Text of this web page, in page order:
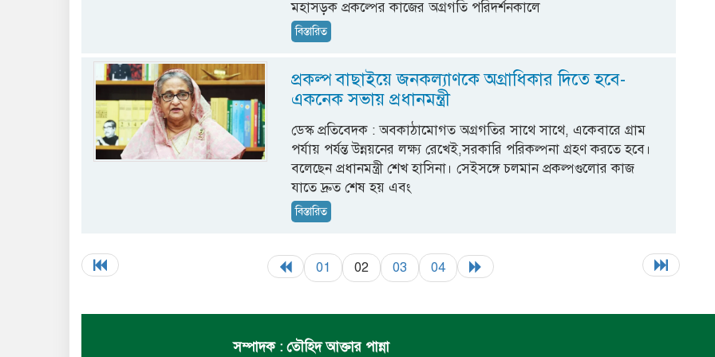
মহাসড়ক প্রকল্পের কাজের অগ্রগতি পরিদর্শনকালে
বিস্তারিত
প্রকল্প বাছাইয়ে জনকল্যাণকে অগ্রাধিকার দিতে হবে-
একনেক সভায় প্রধানমন্ত্রী
ডেস্ক প্রতিবেদক : অবকাঠামোগত অগ্রগতির সাথে সাথে, একেবারে গ্রাম
পর্যায় পর্যন্ত উন্নয়নের লক্ষ্য রেখেই,সরকারি পরিকল্পনা গ্রহণ করতে হবে।
বলেছেন প্রধানমন্ত্রী শেখ হাসিনা। সেইসঙ্গে চলমান প্রকল্পগুলোর কাজ
যাতে দ্রুত শেষ হয় এবং
বিস্তারিত
01 02 03 04
সম্পাদক : তৌহিদ আক্তার পান্না